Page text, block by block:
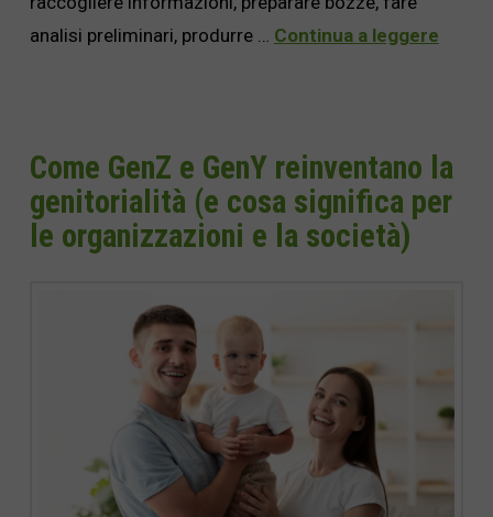
analisi preliminari, produrre … Continua a leggere
Come GenZ e GenY reinventano la
genitorialità (e cosa significa per
le organizzazioni e la società)